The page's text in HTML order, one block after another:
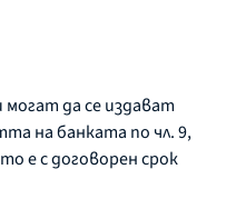
могат да се издават
на банката по чл. 9,
е с договорен срок